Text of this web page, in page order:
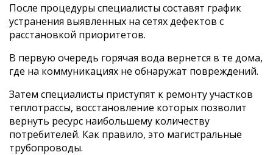
После процедуры специалисты составят график
устранения выявленных на сетях дефектов с
расстановкой приоритетов.
В первую очередь горячая вода вернется в те дома,
где на коммуникациях не обнаружат повреждений.
Затем специалисты приступят к ремонту участков
теплотрассы, восстановление которых позволит
вернуть ресурс наибольшему количеству
потребителей. Как правило, это магистральные
трубопроводы.